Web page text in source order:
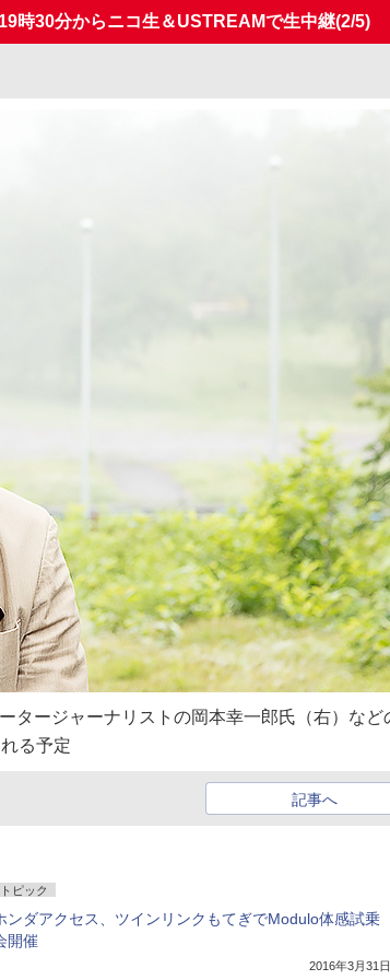
時30分からニコ生＆USTREAMで生中継(2/5)
タージャーナリストの岡本幸一郎氏（右）など
る予定
記事へ
トピック
ンダアクセス、ツインリンクもてぎでModulo体感試乗
開催
2016年3月31日